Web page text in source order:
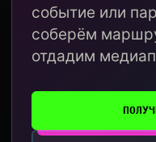
событие или
соберём
отдадим